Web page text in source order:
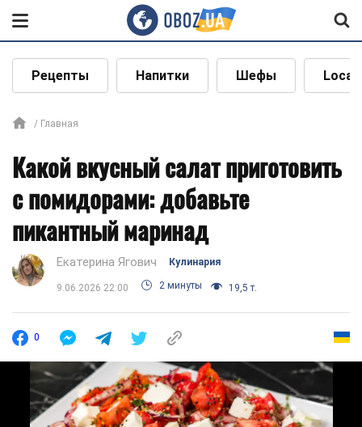
Рецепты Напитки Шефы Local
Главная
Какой вкусный салат приготовить
с помидорами: добавьте
пикантный маринад
Екатерина Ягович Кулинария
9.06.2026 22:00 2 минуты 19,5 т.
0